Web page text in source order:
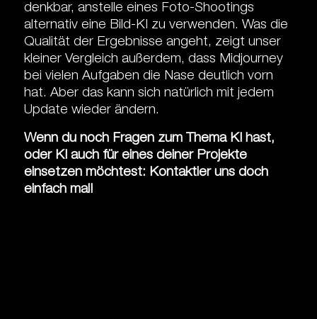
denkbar, anstelle eines Foto-Shootings
alternativ eine Bild-KI zu verwenden. Was die
Qualität der Ergebnisse angeht, zeigt unser
kleiner Vergleich außerdem, dass Midjourney
bei vielen Aufgaben die Nase deutlich vorn
hat. Aber das kann sich natürlich mit jedem
Update wieder ändern.
Wenn du noch Fragen zum Thema KI hast,
oder KI auch für eines deiner Projekte
einsetzen möchtest: Kontaktier uns doch
einfach mal!